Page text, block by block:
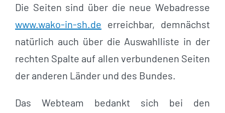
Die Seiten sind über die neue Webadresse
www.wako-in-sh.de erreichbar, demnächst
natürlich auch über die Auswahlliste in der
rechten Spalte auf allen verbundenen Seiten
der anderen Länder und des Bundes.
Das Webteam bedankt sich bei den